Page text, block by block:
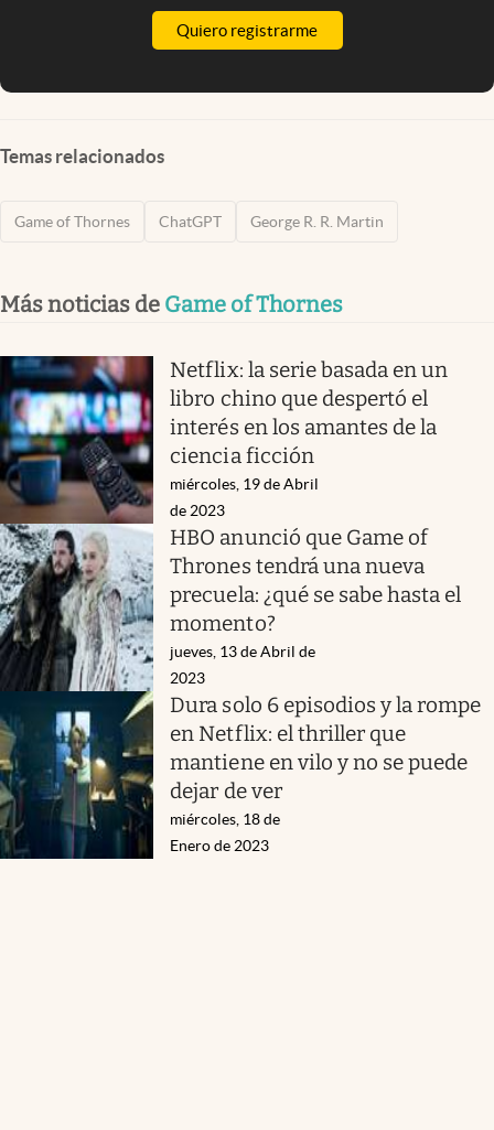
Quiero registrarme
Temas relacionados
Game of Thornes ChatGPT George R. R. Martin
Más noticias de Game of Thornes
Netflix: la serie basada en un
libro chino que despertó el
interés en los amantes de la
ciencia ficción
miércoles, 19 de Abril
de 2023
HBO anunció que Game of
Thrones tendrá una nueva
precuela: ¿qué se sabe hasta el
momento?
jueves, 13 de Abril de
2023
Dura solo 6 episodios y la rompe
en Netflix: el thriller que
mantiene en vilo y no se puede
dejar de ver
miércoles, 18 de
Enero de 2023